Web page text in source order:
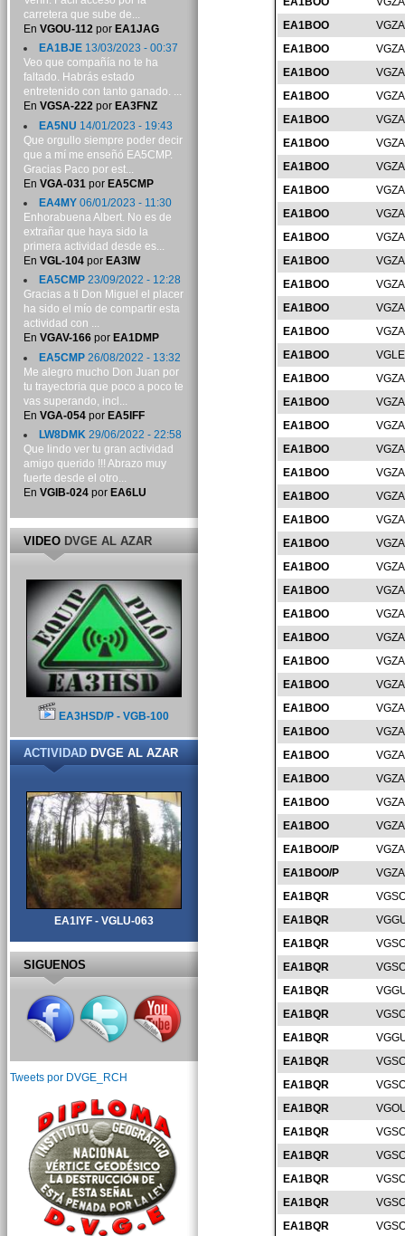
EA1BOO
EA1BOO
EA1BOO
EA1BOO
EA1BOO
EA1BOO
EA1BOO
EA1BOO
EA1BOO
EA1BOO
EA1BOO
EA1BOO
EA1BOO
EA1BOO
EA1BOO
EA1BOO
EA1BOO
EA1BOO
EA1BOO
EA1BOO
EA1BOO
EA1BOO
EA1BOO
EA1BOO
EA1BOO
EA1BOO
EA1BOO
EA1BOO
EA1BOO
EA1BOO
EA1BOO
EA1BOO
EA1BOO
EA1BOO
EA1BOO
EA1BOO/P
EA1BOO/P
EA1BQR
EA1BQR
EA1BQR
EA1BQR
EA1BQR
EA1BQR
EA1BQR
EA1BQR
EA1BQR
EA1BQR
EA1BQR
EA1BQR
EA1BQR
EA1BQR
EA1BQR
carretera que sube de...
En VGOU-112por EA1JAG
EA1BJE13/03/2023 - 00:37
Veo que compañía no te ha
faltado. Habrás estado
entretenido con tanto ganado. ...
En VGSA-222por EA3FNZ
EA5NU 14/01/2023 - 19:43
Que orgullo siempre poder decir
que a mí me enseñó EA5CMP.
Gracias Paco por est...
En VGA-031 por EA5CMP
EA4MY06/01/2023 - 11:30
Enhorabuena Albert. No es de
extrañar que haya sido la
primera actividad desde es...
En VGL-104por EA3IW
EA5CMP23/09/2022 - 12:28
Gracias a ti Don Miguel el placer
ha sido el mío de compartir esta
actividad con ...
En VGAV-166por EA1DMP
EA5CMP26/08/2022 - 13:32
Me alegro mucho Don Juan por
tu trayectoria que poco a poco te
vas superando, incl...
En VGA-054por EA5IFF
LW8DMK29/06/2022 - 22:58
Que lindo ver tu gran actividad
amigo querido !!! Abrazo muy
fuerte desde el otro...
En VGIB-024por EA6LU
VIDEODVGE AL AZAR
EA3HSD/P - VGB-100
ACTIVIDADDVGE AL AZAR
EA1IYF - VGLU-063
SIGUENOS
Tweets por DVGE_RCH